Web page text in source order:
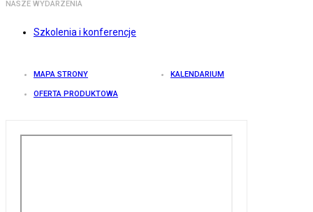
NASZE WYDARZENIA
Szkolenia i konferencje
MAPA STRONY KALENDARIUM
OFERTA PRODUKTOWA